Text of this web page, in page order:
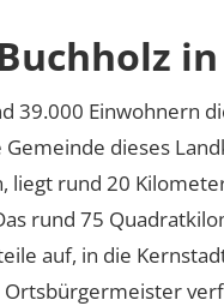
39.000 Einwohnern
dieses
liegt rund 20
rund 75
auf, in die